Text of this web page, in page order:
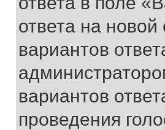
ответа на новой
вариантов
вариантов
проведения